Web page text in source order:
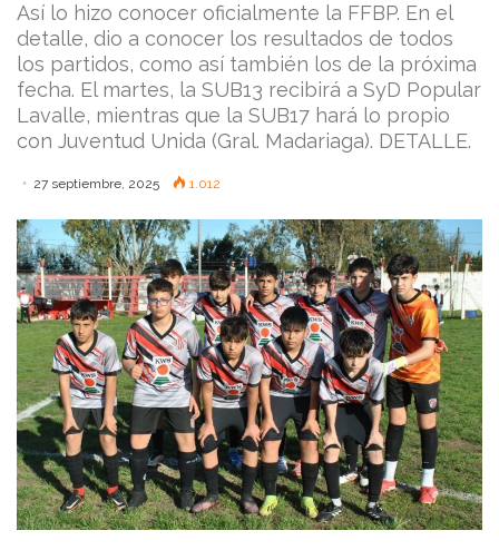
Así lo hizo conocer oficialmente la FFBP. En el
detalle, dio a conocer los resultados de todos
los partidos, como así también los de la próxima
fecha. El martes, la SUB13 recibirá a SyD Popular
Lavalle, mientras que la SUB17 hará lo propio
con Juventud Unida (Gral. Madariaga). DETALLE.
27 septiembre, 2025 1.012